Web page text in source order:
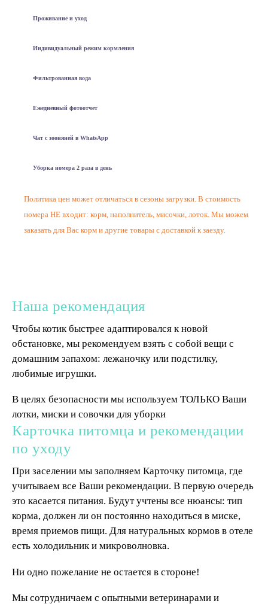
Проживание и уход
Индивидуальный режим кормления
Фильтрованная вода
Ежедневный фотоотчет
Чат с зооняней в WhatsApp
Уборка номера 2 раза в день
Политика цен может отличаться в сезоны загрузки. В стоимость
номера НЕ входит: корм, наполнитель, мисочки, лоток. Мы можем
заказать для Вас корм и другие товары с доставкой к заезду.
Наша рекомендация
Чтобы котик быстрее адаптировался к новой
обстановке, мы рекомендуем взять с собой вещи с
домашним запахом: лежаночку или подстилку,
любимые игрушки.
В целях безопасности мы используем ТОЛЬКО Ваши
лотки, миски и совочки для уборки
Карточка питомца и рекомендации
по уходу
При заселении мы заполняем Карточку питомца, где
учитываем все Ваши рекомендации. В первую очередь
это касается питания. Будут учтены все нюансы: тип
корма, должен ли он постоянно находиться в миске,
время приемов пищи. Для натуральных кормов в отеле
есть холодильник и микроволновка.
Ни одно пожелание не остается в стороне!
Мы сотрудничаем с опытными ветеринарами и